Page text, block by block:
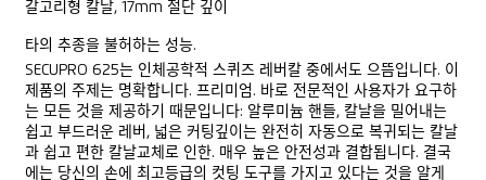
갈고리형 칼날, 17mm 절단 깊이
타의 추종을 불허하는 성능.
SECUPRO 625는 인체공학적 스퀴즈 레버칼 중에서도 으뜸입니다. 이
제품의 주제는 명확합니다. 프리미엄. 바로 전문적인 사용자가 요구하
는 모든 것을 제공하기 때문입니다: 알루미늄 핸들, 칼날을 밀어내는
쉽고 부드러운 레버, 넓은 커팅깊이는 완전히 자동으로 복귀되는 칼날
과 쉽고 편한 칼날교체로 인한. 매우 높은 안전성과 결합됩니다. 결국
에는 당신의 손에 최고등급의 컷팅 도구를 가지고 있다는 것을 알게